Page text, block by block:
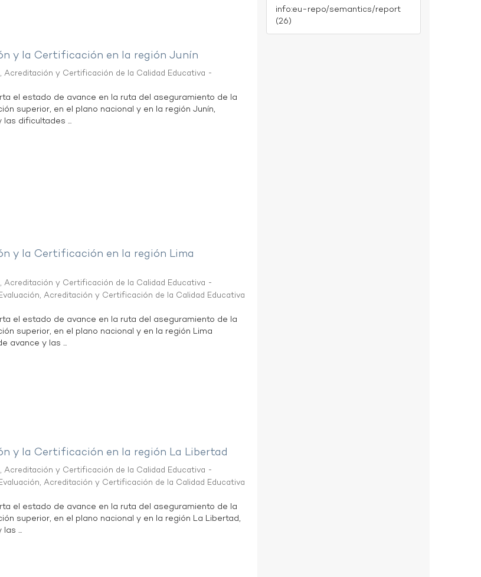
y la Certificación en la región Junín
Acreditación y Certificación de la Calidad Educativa -
el estado de avance en la ruta del aseguramiento de la
superior, en el plano nacional y en la región Junín,
dificultades ...
y la Certificación en la región Lima
Acreditación y Certificación de la Calidad Educativa -
Acreditación y Certificación de la Calidad Educativa
el estado de avance en la ruta del aseguramiento de la
superior, en el plano nacional y en la región Lima
avance y las ...
y la Certificación en la región La Libertad
Acreditación y Certificación de la Calidad Educativa -
Acreditación y Certificación de la Calidad Educativa
el estado de avance en la ruta del aseguramiento de la
superior, en el plano nacional y en la región La Libertad,
...
info:eu-repo/semantics/report
(26)